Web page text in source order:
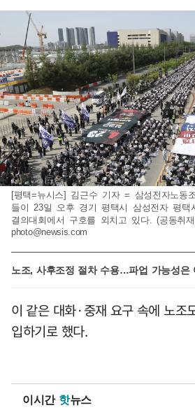
[평택=뉴시스] 김근수 기자 = 삼성전자노동
들이 23일 오후 경기 평택시 삼성전자 평택
결의대회에서 구호를 외치고 있다. (공동취
photo@newsis.com
노조, 사후조정 절차 수용…파업 가능성은
이 같은 대화·중재 요구 속에 노조
입하기로 했다.
이시간 핫뉴스